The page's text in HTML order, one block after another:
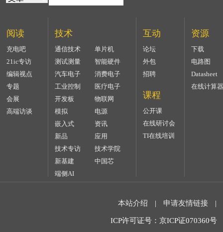
阅读
充电吧
21ic专访
编辑视点
专题
会展
高端访谈
技术
通信技术
单片机
测试测量
智能硬件
汽车电子
消费电子
工业控制
医疗电子
开发板
物联网
模拟
电源
嵌入式
资讯
新品
应用
技术专访
技术学院
新基建
中国芯
端侧AI
互动
论坛
外包
招聘
课程
公开课
在线研讨会
TI在线培训
资源
下载
电路图
Datasheet
在线计算器
本站介绍 | 申请友情链接 |
ICP许可证号：京ICP证070360